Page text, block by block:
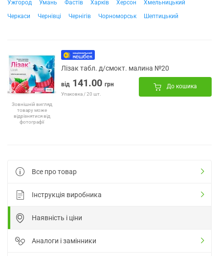
Ужгород
Умань Фастів Харків Херсон
Хмельницький
Черкаси
Чернівці Чернігів Чорноморськ Шептицький
Зовнішній вигляд
товару може
відрізнятися від
фотографії
Лізак табл. д/смокт. малина №20
від 141.00 грн
Упаковка / 20 шт.
До кошика
Все про товар
Інструкція виробника
Наявність і ціни
Аналоги і замінники